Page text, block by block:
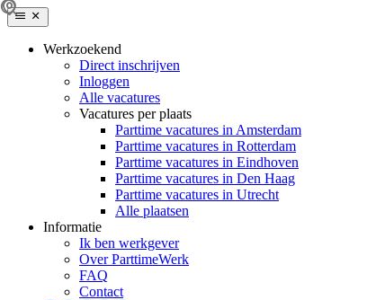
Werkzoekend
Direct inschrijven
Inloggen
Alle vacatures
Vacatures per plaats
Parttime vacatures in Amsterdam
Parttime vacatures in Rotterdam
Parttime vacatures in Eindhoven
Parttime vacatures in Den Haag
Parttime vacatures in Utrecht
Alle plaatsen
Informatie
Ik ben werkgever
Over ParttimeWerk
FAQ
Contact